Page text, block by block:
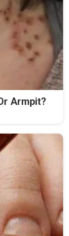
Armpit?